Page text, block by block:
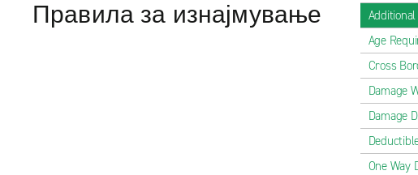
е
Правила за изнајмување
Age
Cross
Damage
Damage
One Way